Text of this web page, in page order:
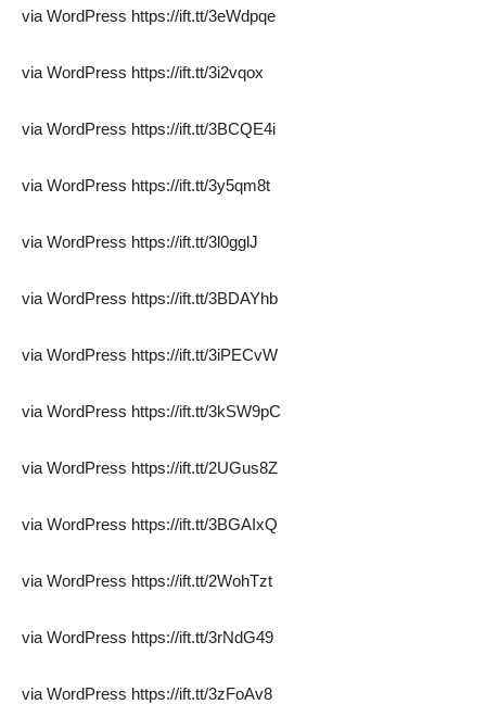
via WordPress https://ift.tt/3eWdpqe
via WordPress https://ift.tt/3i2vqox
via WordPress https://ift.tt/3BCQE4i
via WordPress https://ift.tt/3y5qm8t
via WordPress https://ift.tt/3l0gglJ
via WordPress https://ift.tt/3BDAYhb
via WordPress https://ift.tt/3iPECvW
via WordPress https://ift.tt/3kSW9pC
via WordPress https://ift.tt/2UGus8Z
via WordPress https://ift.tt/3BGAIxQ
via WordPress https://ift.tt/2WohTzt
via WordPress https://ift.tt/3rNdG49
via WordPress https://ift.tt/3zFoAv8